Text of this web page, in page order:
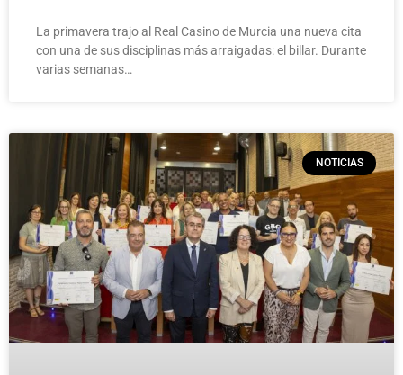
La primavera trajo al Real Casino de Murcia una nueva cita
con una de sus disciplinas más arraigadas: el billar. Durante
varias semanas…
NOTICIAS